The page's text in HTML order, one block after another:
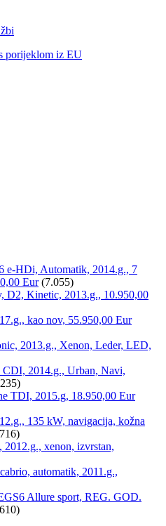
porijeklom iz EU
e-HDi, Automatik, 2014.g., 7
Eur (7.055)
D2, Kinetic, 2013.g., 10.950,00
kao nov, 55.950,00 Eur
2013.g., Xenon, Leder, LED,
2014.g., Urban, Navi,
TDI, 2015.g, 18.950,00 Eur
135 kW, navigacija, kožna
xenon, izvrstan,
automatik, 2011.g.,
Allure sport, REG. GOD.